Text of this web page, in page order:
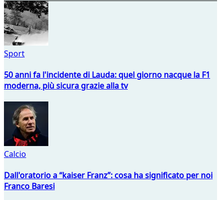
Sport
50 anni fa l'incidente di Lauda: quel giorno nacque la F1
moderna, più sicura grazie alla tv
Calcio
Dall'oratorio a “kaiser Franz”: cosa ha significato per noi
Franco Baresi